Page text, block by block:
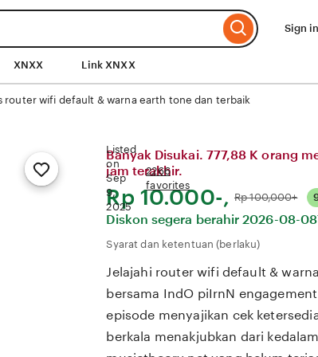
Sign in
XNXX Link XNXX
router wifi default & warna earth tone dan terbaik
Add
to
Banyak Disukai. 777,88 K orang
jam terakhir.
Harga:
Rp 10.000-, Normal:
Rp 100,000+
Diskon segera berahir2026-08-
Syarat dan ketentuan (berlaku)
Jelajahi router wifi default &
bersama IndO piIrnN
episode menyajikan cek
berkala menakjubkan dari
Listed
on
Sep
9,
2025
2266
favorites